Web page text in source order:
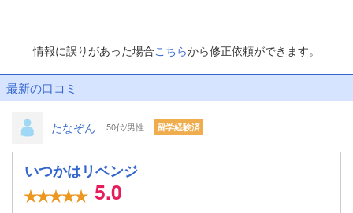
情報に誤りがあった場合こちらから修正依頼ができます。
最新の口コミ
たなぞん 50代/男性 留学経験済
いつかはリベンジ
5.0